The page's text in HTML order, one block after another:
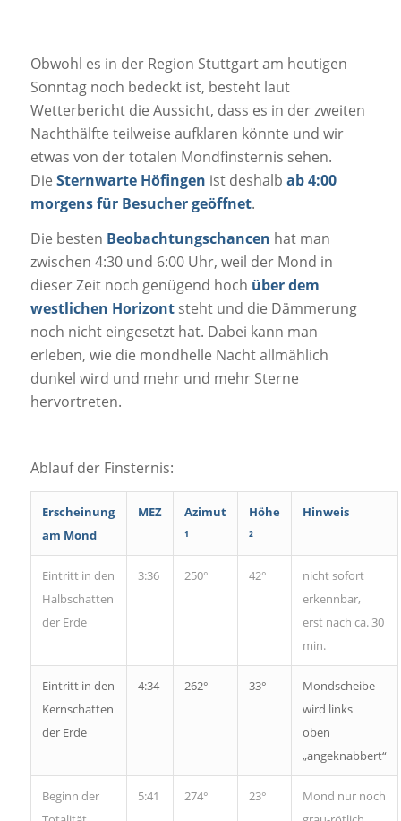
Obwohl es in der Region Stuttgart am heutigen
Sonntag noch bedeckt ist, besteht laut
Wetterbericht die Aussicht, dass es in der zweiten
Nachthälfte teilweise aufklaren könnte und wir
etwas von der totalen Mondfinsternis sehen.
Die Sternwarte Höfingen ist deshalb ab 4:00
morgens für Besucher geöffnet.
Die besten Beobachtungschancen hat man
zwischen 4:30 und 6:00 Uhr, weil der Mond in
dieser Zeit noch genügend hoch über dem
westlichen Horizontsteht und die Dämmerung
noch nicht eingesetzt hat. Dabei kann man
erleben, wie die mondhelle Nacht allmählich
dunkel wird und mehr und mehr Sterne
hervortreten.
Ablauf der Finsternis:
Erscheinung
am Mond
MEZ
Azimut
¹
Höhe
²
Hinweis
Eintritt in den
Halbschatten
der Erde
3:36 250° 42°
nicht sofort
erkennbar,
erst nach ca. 30
min.
Eintritt in den
Kernschatten
der Erde
4:34 262° 33°
Mondscheibe
wird links
oben
„angeknabbert“
Beginn der
5:41 274° 23°
Mond nur noch